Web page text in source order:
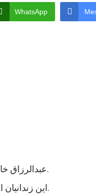
WhatsApp
عبدالرزاق خان معاون زندان هلمند به بی‌بی‌سی گفت که نزدیک به هزار زندانی در این زندان اعتصاب غذایی کردند.
این زندانیان از رئیس جمهوری جدید خواسته اند که به پرونده های آنها رسیدگی شود و در مجازات شان تخفیف بیاید.